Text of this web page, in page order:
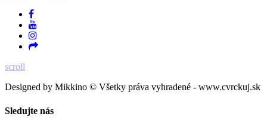
scroll
Designed by Mikkino © Všetky práva vyhradené - www.cvrckuj.sk
Sledujte nás